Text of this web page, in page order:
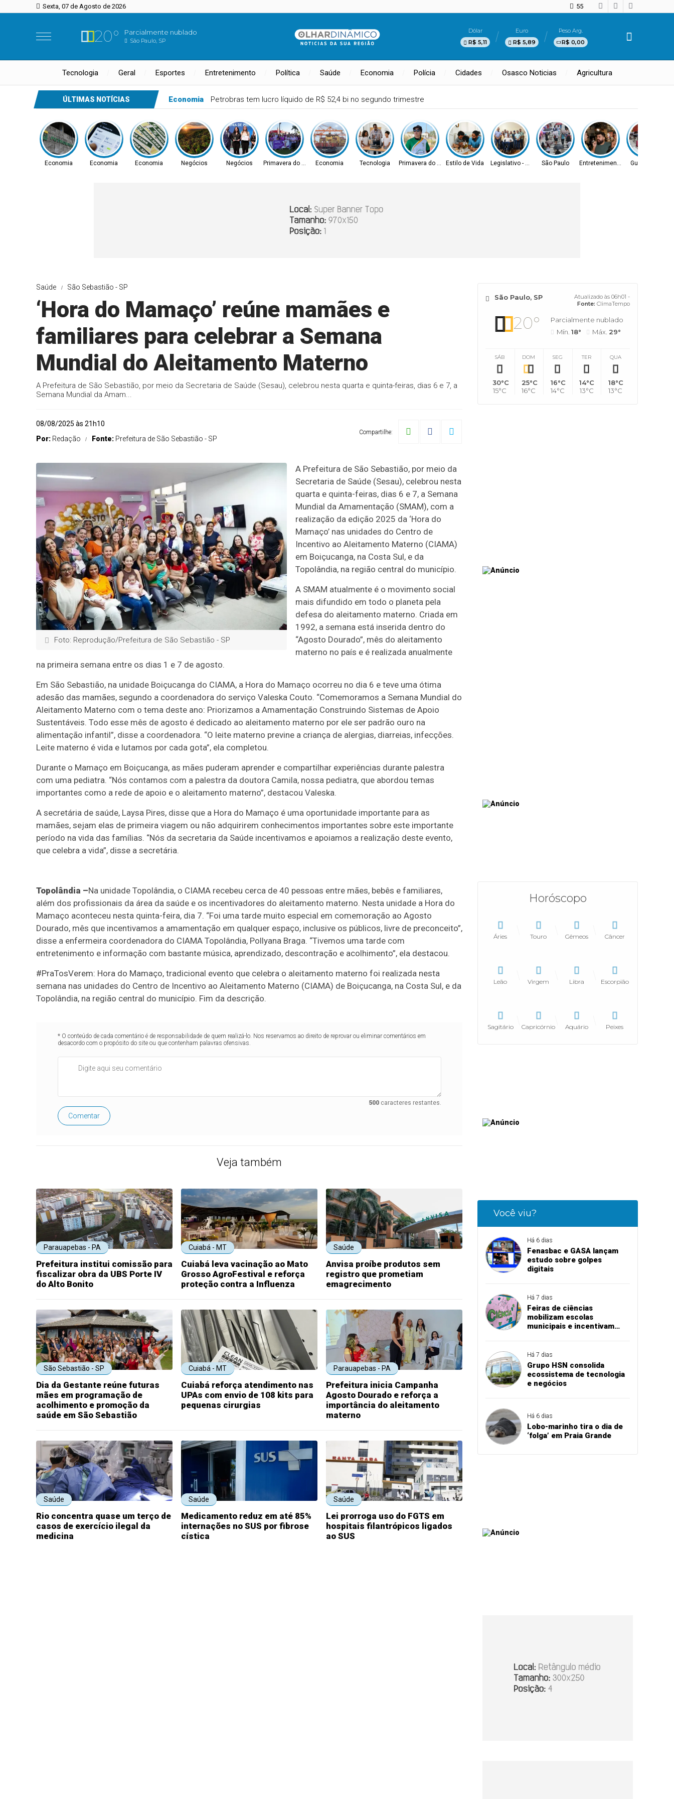
Sexta, 07 de Agosto de 2026 55
20° Parcialmente nublado
São Paulo, SP
Dólar
R$ 5,11
Euro
R$ 5,89
Peso Arg.
R$ 0,00
Tecnologia Geral Esportes Entretenimento Política Saúde Economia Polícia Cidades Osasco Noticias Agricultura
ÚLTIMAS NOTÍCIAS Economia Pix amplia participação nos pagamentos em bares e restaurantes
Economia Economia Economia Negócios Negócios Primavera do LesteEconomia Tecnologia Primavera do LesteEstilo de Vida Legislativo - MS São Paulo Entretenimento Gurupi - TO
Saúde São Sebastião - SP
‘Hora do Mamaço’ reúne mamães e
familiares para celebrar a Semana
Mundial do Aleitamento Materno
A Prefeitura de São Sebastião, por meio da Secretaria de Saúde (Sesau), celebrou nesta quarta e quinta-feiras, dias 6 e 7, a
Semana Mundial da Amam...
08/08/2025 às 21h10
Por: Redação Fonte: Prefeitura de São Sebastião - SP
Compartilhe:
Foto: Reprodução/Prefeitura de São Sebastião - SP
A Prefeitura de São Sebastião, por meio da
Secretaria de Saúde (Sesau), celebrou nesta
quarta e quinta-feiras, dias 6 e 7, a Semana
Mundial da Amamentação (SMAM), com a
realização da edição 2025 da ‘Hora do
Mamaço’ nas unidades do Centro de
Incentivo ao Aleitamento Materno (CIAMA)
em Boiçucanga, na Costa Sul, e da
Topolândia, na região central do município.
A SMAM atualmente é o movimento social
mais difundido em todo o planeta pela
defesa do aleitamento materno. Criada em
1992, a semana está inserida dentro do
“Agosto Dourado”, mês do aleitamento
materno no país e é realizada anualmente
na primeira semana entre os dias 1 e 7 de agosto.
Em São Sebastião, na unidade Boiçucanga do CIAMA, a Hora do Mamaço ocorreu no dia 6 e teve uma ótima
adesão das mamães, segundo a coordenadora do serviço Valeska Couto. “Comemoramos a Semana Mundial do
Aleitamento Materno com o tema deste ano: Priorizamos a Amamentação Construindo Sistemas de Apoio
Sustentáveis. Todo esse mês de agosto é dedicado ao aleitamento materno por ele ser padrão ouro na
alimentação infantil”, disse a coordenadora. “O leite materno previne a criança de alergias, diarreias, infecções.
Leite materno é vida e lutamos por cada gota”, ela completou.
Durante o Mamaço em Boiçucanga, as mães puderam aprender e compartilhar experiências durante palestra
com uma pediatra. “Nós contamos com a palestra da doutora Camila, nossa pediatra, que abordou temas
importantes como a rede de apoio e o aleitamento materno”, destacou Valeska.
A secretária de saúde, Laysa Pires, disse que a Hora do Mamaço é uma oportunidade importante para as
mamães, sejam elas de primeira viagem ou não adquirirem conhecimentos importantes sobre este importante
período na vida das famílias. “Nós da secretaria da Saúde incentivamos e apoiamos a realização deste evento,
que celebra a vida”, disse a secretária.
Topolândia –Na unidade Topolândia, o CIAMA recebeu cerca de 40 pessoas entre mães, bebês e familiares,
além dos profissionais da área da saúde e os incentivadores do aleitamento materno. Nesta unidade a Hora do
Mamaço aconteceu nesta quinta-feira, dia 7. “Foi uma tarde muito especial em comemoração ao Agosto
Dourado, mês que incentivamos a amamentação em qualquer espaço, inclusive os públicos, livre de preconceito”,
disse a enfermeira coordenadora do CIAMA Topolândia, Pollyana Braga. “Tivemos uma tarde com
entretenimento e informação com bastante música, aprendizado, descontração e acolhimento”, ela destacou.
#PraTosVerem: Hora do Mamaço, tradicional evento que celebra o aleitamento materno foi realizada nesta
semana nas unidades do Centro de Incentivo ao Aleitamento Materno (CIAMA) de Boiçucanga, na Costa Sul, e da
Topolândia, na região central do município. Fim da descrição.
* O conteúdo de cada comentário é de responsabilidade de quem realizá-lo. Nos reservamos ao direito de reprovar ou eliminar comentários em
desacordo com o propósito do site ou que contenham palavras ofensivas.
500caracteres restantes.
Comentar
Veja também
Parauapebas - PA
Prefeitura institui comissão para
fiscalizar obra da UBS Porte IV
do Alto Bonito
Cuiabá - MT
Cuiabá leva vacinação ao Mato
Grosso AgroFestival e reforça
proteção contra a Influenza
Saúde
Anvisa proíbe produtos sem
registro que prometiam
emagrecimento
São Sebastião - SP
Dia da Gestante reúne futuras
mães em programação de
acolhimento e promoção da
saúde em São Sebastião
Cuiabá - MT
Cuiabá reforça atendimento nas
UPAs com envio de 108 kits para
pequenas cirurgias
Parauapebas - PA
Prefeitura inicia Campanha
Agosto Dourado e reforça a
importância do aleitamento
materno
Saúde
Rio concentra quase um terço de
casos de exercício ilegal da
medicina
Saúde
Medicamento reduz em até 85%
internações no SUS por fibrose
cística
Saúde
Lei prorroga uso do FGTS em
hospitais filantrópicos ligados
ao SUS
São Paulo, SP
Atualizado às 06h01 -
Fonte: ClimaTempo
20°
Parcialmente nublado
Mín. 18° Máx. 29°
SÁB
30°C
15°C
DOM
25°C
16°C
SEG
16°C
14°C
TER
14°C
13°C
QUA
18°C
13°C
Horóscopo
Áries Touro Gêmeos Câncer
Leão Virgem Libra Escorpião
Sagitário Capricórnio Aquário Peixes
Você viu?
Há 6 dias
Fenasbac e GASA lançam
estudo sobre golpes
digitais
Há 7 dias
Feiras de ciências
mobilizam escolas
municipais e incentivam
Há 7 dias
Grupo HSN consolida
ecossistema de tecnologia
e negócios
Há 6 dias
Lobo-marinho tira o dia de
‘folga’ em Praia Grande